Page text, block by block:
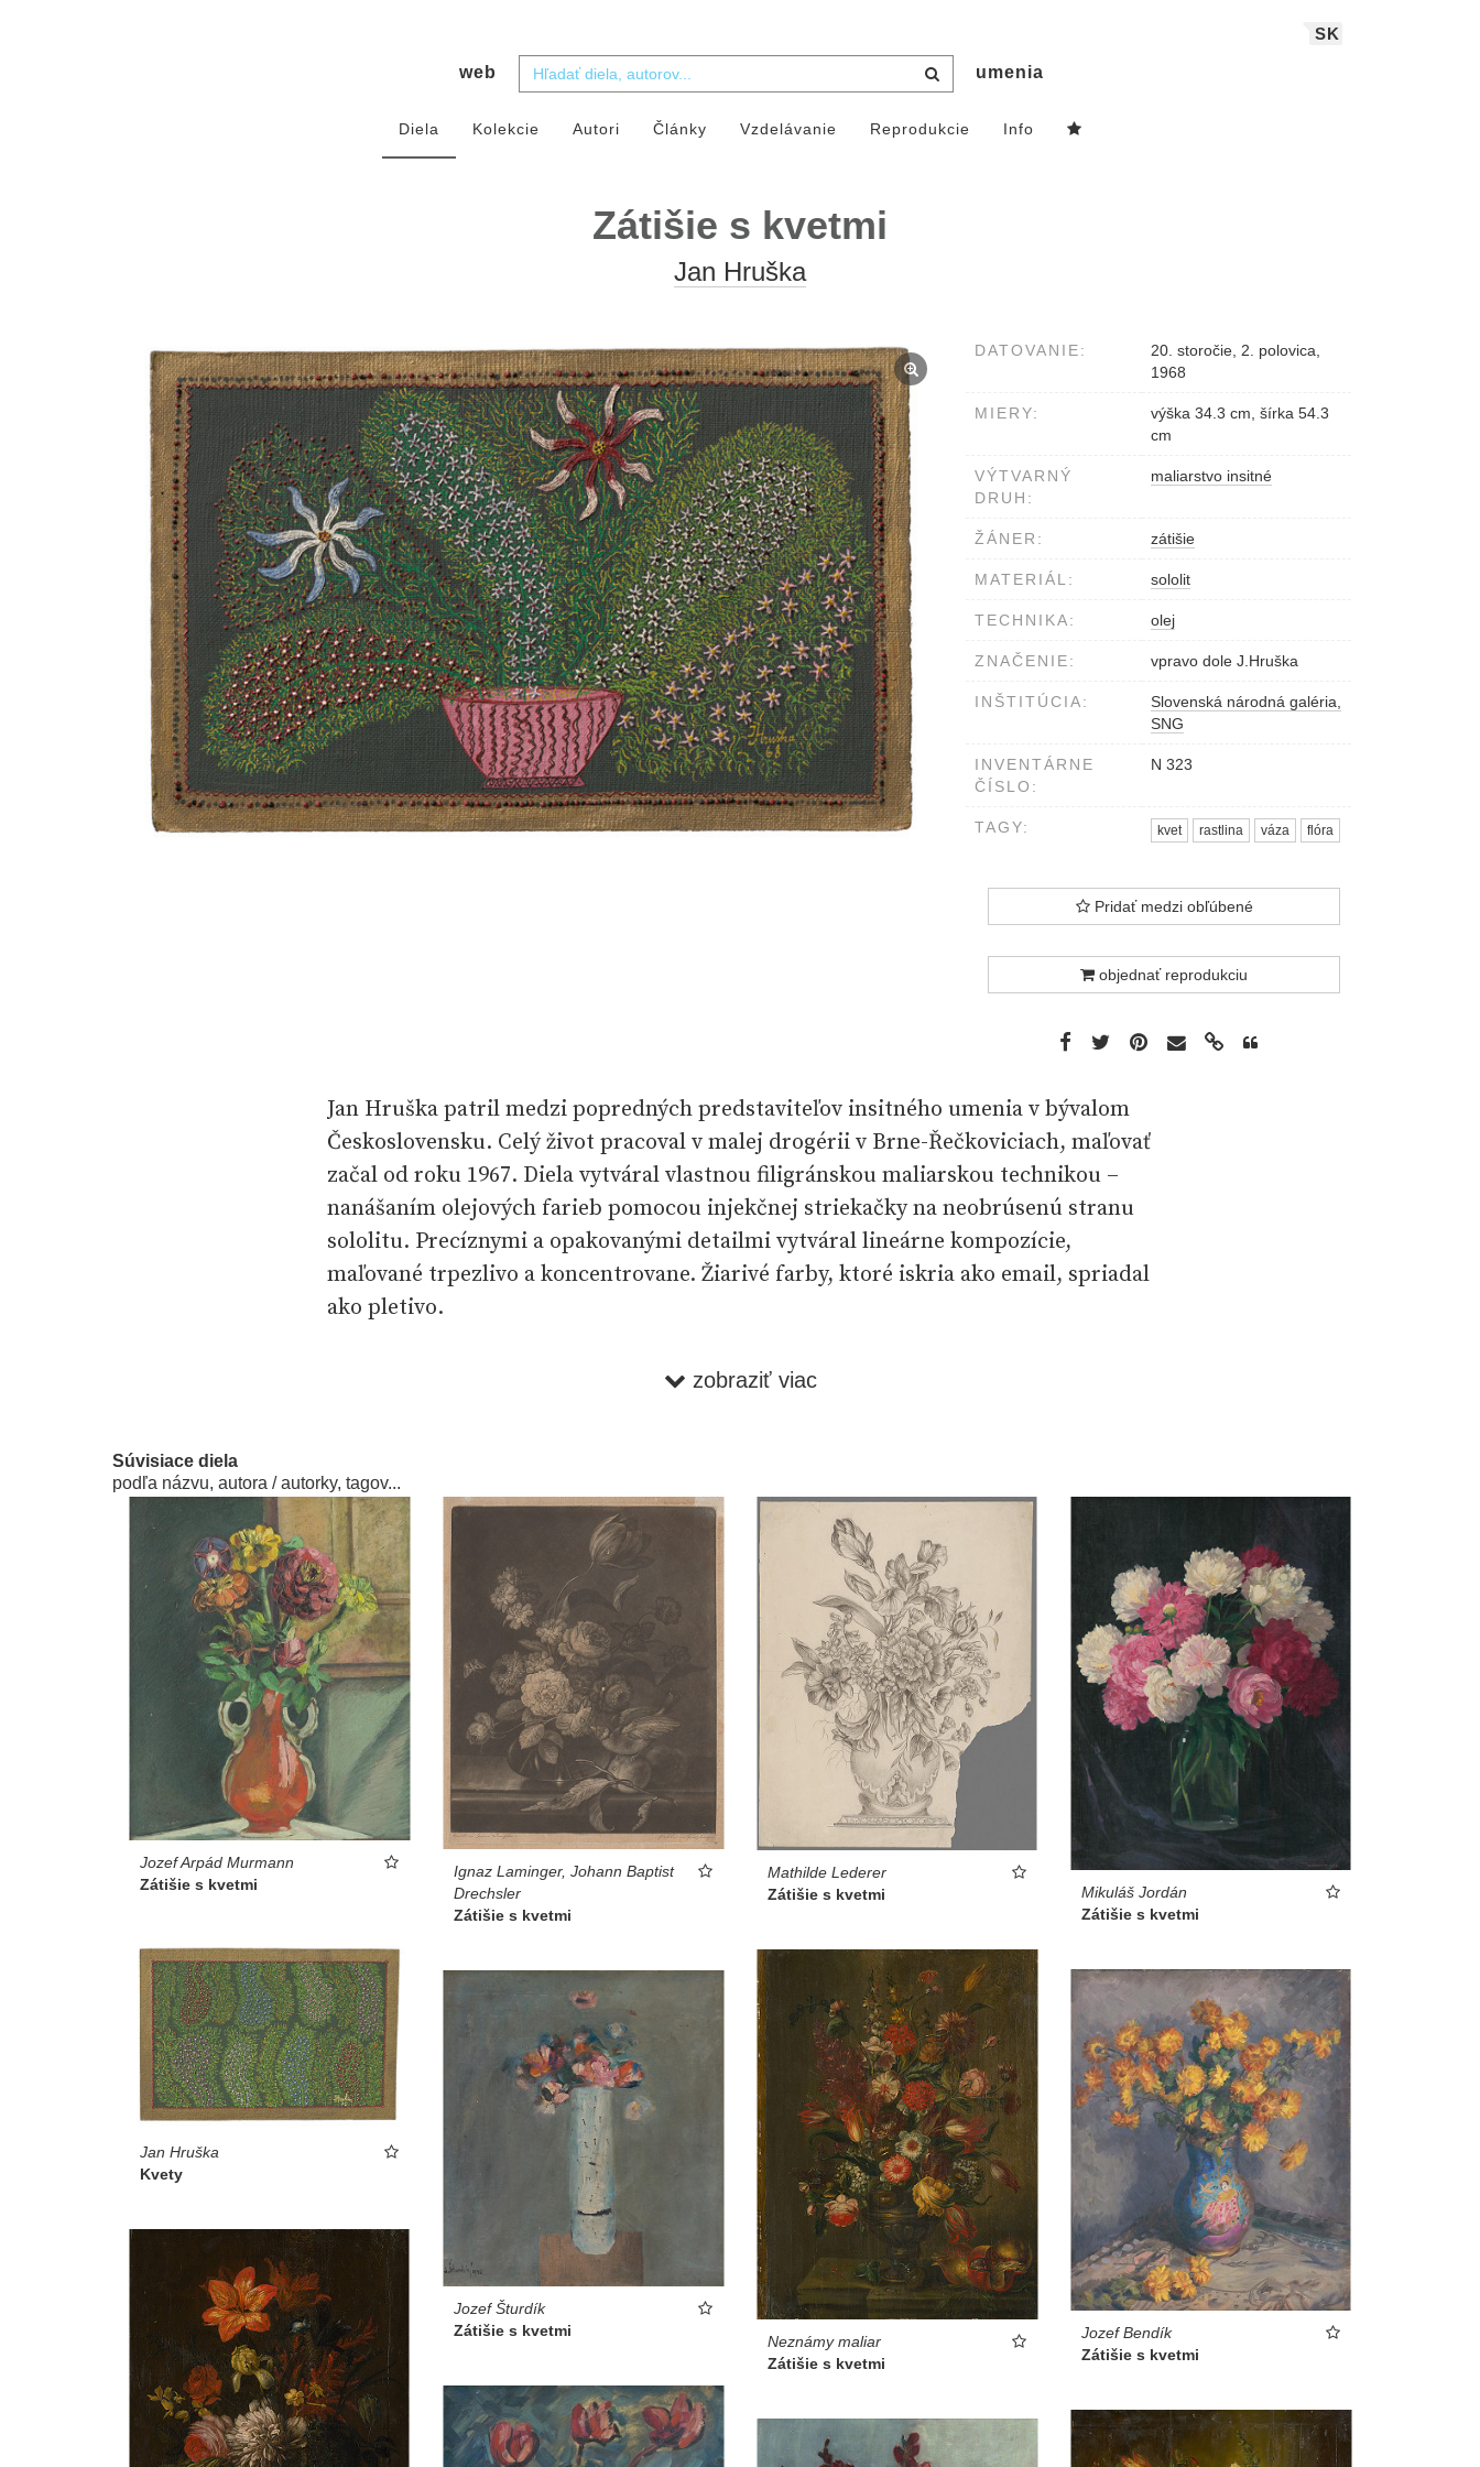
SK
web umenia
Diela Kolekcie Autori Články Vzdelávanie Reprodukcie Info
Zátišie s kvetmi
Jan Hruška
DATOVANIE:
20. storočie, 2. polovica,
1968
MIERY:
výška 34.3 cm, šírka 54.3
cm
VÝTVARNÝ
DRUH:
maliarstvo insitné
ŽÁNER: zátišie
MATERIÁL: sololit
TECHNIKA: olej
ZNAČENIE: vpravo dole J.Hruška
INŠTITÚCIA:
Slovenská národná galéria,
SNG
INVENTÁRNE
ČÍSLO:
N 323
TAGY: kvet rastlina váza flóra
Pridať medzi obľúbené
objednať reprodukciu
Jan Hruška patril medzi popredných predstaviteľov insitného umenia v bývalom
Československu. Celý život pracoval v malej drogérii v Brne-Řečkoviciach, maľovať
začal od roku 1967. Diela vytváral vlastnou filigránskou maliarskou technikou –
nanášaním olejových farieb pomocou injekčnej striekačky na neobrúsenú stranu
sololitu. Precíznymi a opakovanými detailmi vytváral lineárne kompozície,
maľované trpezlivo a koncentrovane. Žiarivé farby, ktoré iskria ako email, spriadal
ako pletivo.
Jeho obľúbenými témami boli kvety (vres, tulipány, nezábudky) či kvetinové kríky
námestia sú zväčša vyľudnené, zdá sa, že trh skončil, trhovníci a remeselníci, ktorí
ešte pred chvíľou vypĺňali námestie, práve odišli.
Katarína Čierna ●Katalóg k výstave Medzi selankou a drámou, SNG 2013
zobraziť viac
Súvisiace diela
podľa názvu, autora / autorky, tagov...
Jozef Arpád Murmann
Zátišie s kvetmi
Ignaz Laminger, Johann Baptist
Drechsler
Zátišie s kvetmi
Mathilde Lederer
Zátišie s kvetmi
Mikuláš Jordán
Zátišie s kvetmi
Jan Hruška
Kvety
Neznámy maliar
Zátišie s kvetmi
Jozef Bendík
Zátišie s kvetmi
Jozef Šturdík
Zátišie s kvetmi